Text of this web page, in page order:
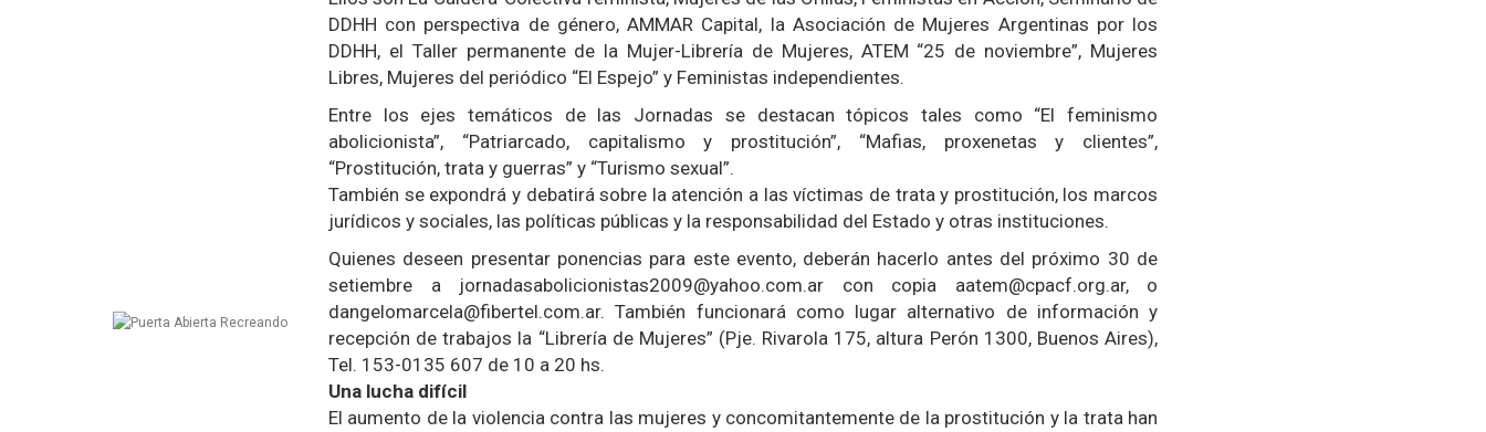
DDHH con perspectiva de género, AMMAR Capital, la Asociación de Mujeres Argentinas por los
DDHH, el Taller permanente de la Mujer-Librería de Mujeres, ATEM “25 de noviembre”, Mujeres
Libres, Mujeres del periódico “El Espejo” y Feministas independientes.
Entre los ejes temáticos de las Jornadas se destacan tópicos tales como “El feminismo
abolicionista”, “Patriarcado, capitalismo y prostitución”, “Mafias, proxenetas y clientes”,
“Prostitución, trata y guerras” y “Turismo sexual”.
También se expondrá y debatirá sobre la atención a las víctimas de trata y prostitución, los marcos
jurídicos y sociales, las políticas públicas y la responsabilidad del Estado y otras instituciones.
Quienes deseen presentar ponencias para este evento, deberán hacerlo antes del próximo 30 de
setiembre a jornadasabolicionistas2009@yahoo.com.ar con copia aatem@cpacf.org.ar, o
dangelomarcela@fibertel.com.ar. También funcionará como lugar alternativo de información y
recepción de trabajos la “Librería de Mujeres” (Pje. Rivarola 175, altura Perón 1300, Buenos Aires),
Tel. 153-0135 607 de 10 a 20 hs.
Una lucha difícil
El aumento de la violencia contra las mujeres y concomitantemente de la prostitución y la trata han